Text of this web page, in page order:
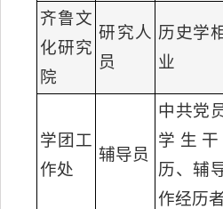
齐鲁文
化研究
院
研究人
员
历史学
业
学团工
作处
辅导员
中共党
学生
历、辅
作经历